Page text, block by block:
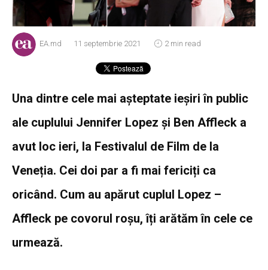
EA.md 11 septembrie 2021 2 min read
Una dintre cele mai așteptate ieșiri în public
ale cuplului Jennifer Lopez și Ben Affleck a
avut loc ieri, la Festivalul de Film de la
Veneția. Cei doi par a fi mai fericiți ca
oricând. Cum au apărut cuplul Lopez –
Affleck pe covorul roșu, îți arătăm în cele ce
urmează.